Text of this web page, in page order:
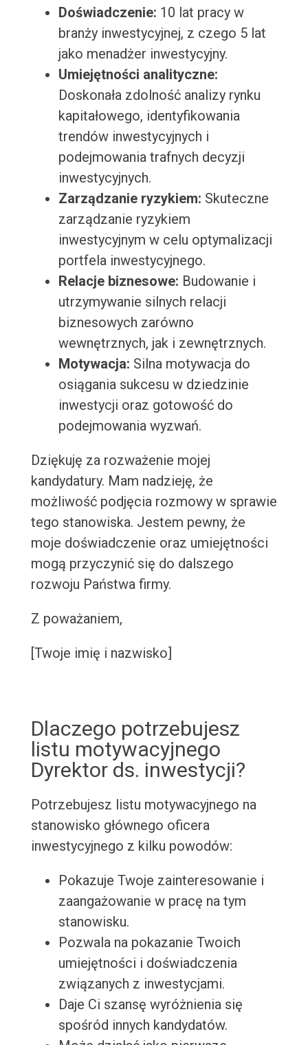
Doświadczenie: 10 lat pracy w
branży inwestycyjnej, z czego 5 lat
jako menadżer inwestycyjny.
Umiejętności analityczne:
Doskonała zdolność analizy rynku
kapitałowego, identyfikowania
trendów inwestycyjnych i
podejmowania trafnych decyzji
inwestycyjnych.
Zarządzanie ryzykiem: Skuteczne
zarządzanie ryzykiem
inwestycyjnym w celu optymalizacji
portfela inwestycyjnego.
Relacje biznesowe: Budowanie i
utrzymywanie silnych relacji
biznesowych zarówno
wewnętrznych, jak i zewnętrznych.
Motywacja: Silna motywacja do
osiągania sukcesu w dziedzinie
inwestycji oraz gotowość do
podejmowania wyzwań.
Dziękuję za rozważenie mojej
kandydatury. Mam nadzieję, że
możliwość podjęcia rozmowy w sprawie
tego stanowiska. Jestem pewny, że
moje doświadczenie oraz umiejętności
mogą przyczynić się do dalszego
rozwoju Państwa firmy.
Z poważaniem,
[Twoje imię i nazwisko]
Dlaczego potrzebujesz
listu motywacyjnego
Dyrektor ds. inwestycji?
Potrzebujesz listu motywacyjnego na
stanowisko głównego oficera
inwestycyjnego z kilku powodów:
Pokazuje Twoje zainteresowanie i
zaangażowanie w pracę na tym
stanowisku.
Pozwala na pokazanie Twoich
umiejętności i doświadczenia
związanych z inwestycjami.
Daje Ci szansę wyróżnienia się
spośród innych kandydatów.